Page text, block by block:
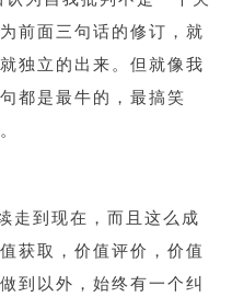
前面三句话的修订，就
独立的出来。但就像我
都是最牛的，最搞笑
走到现在，而且这么成
获取，价值评价，价值
到以外，始终有一个纠